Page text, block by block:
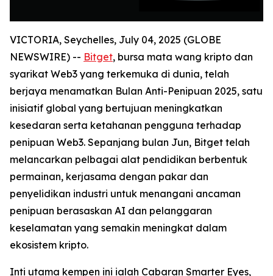
VICTORIA, Seychelles, July 04, 2025 (GLOBE
NEWSWIRE) -- Bitget, bursa mata wang kripto dan
syarikat Web3 yang terkemuka di dunia, telah
berjaya menamatkan Bulan Anti-Penipuan 2025, satu
inisiatif global yang bertujuan meningkatkan
kesedaran serta ketahanan pengguna terhadap
penipuan Web3. Sepanjang bulan Jun, Bitget telah
melancarkan pelbagai alat pendidikan berbentuk
permainan, kerjasama dengan pakar dan
penyelidikan industri untuk menangani ancaman
penipuan berasaskan AI dan pelanggaran
keselamatan yang semakin meningkat dalam
ekosistem kripto.
Inti utama kempen ini ialah Cabaran Smarter Eyes,